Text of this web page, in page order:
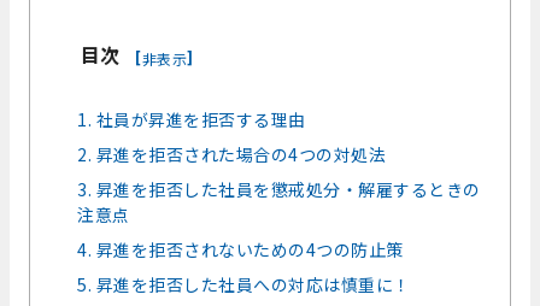
目次 [非表示]
1. 社員が昇進を拒否する理由
2. 昇進を拒否された場合の4つの対処法
3. 昇進を拒否した社員を懲戒処分・解雇するときの
注意点
4. 昇進を拒否されないための4つの防止策
5. 昇進を拒否した社員への対応は慎重に！